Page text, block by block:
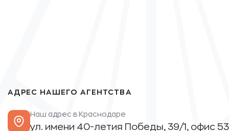
АДРЕС НАШЕГО АГЕНТСТВА
Наш адрес в Краснодаре
ул. имени 40-летия Победы, 39/1, офис 53